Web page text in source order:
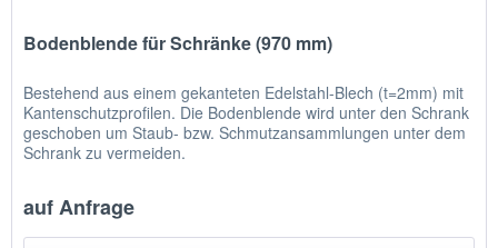
Bodenblende für Schränke (970 mm)
Bestehend aus einem gekanteten Edelstahl-Blech (t=2mm) mit
Kantenschutzprofilen. Die Bodenblende wird unter den Schrank
geschoben um Staub- bzw. Schmutzansammlungen unter dem
Schrank zu vermeiden.
auf Anfrage